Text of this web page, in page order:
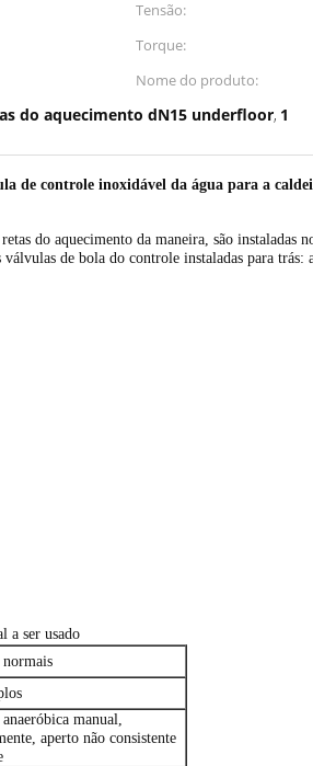
Tensão:
Torque:
Nome do produto:
do aquecimento dN15 underfloor, 1
de controle inoxidável da água para a
do aquecimento da maneira, são instaladas
de bola do controle instaladas para
a ser usado
manual,
aperto não consistente